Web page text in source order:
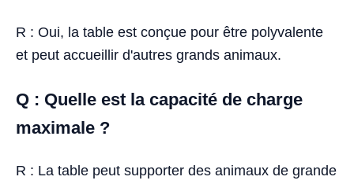
R : Oui, la table est conçue pour être polyvalente
et peut accueillir d'autres grands animaux.
Q : Quelle est la capacité de charge
maximale ?
R : La table peut supporter des animaux de grande